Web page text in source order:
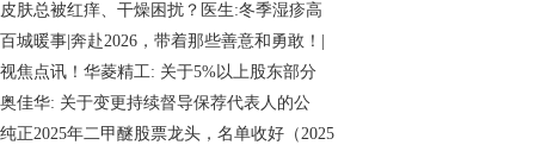
皮肤总被红痒、干燥困扰？医生:冬季湿疹高
百城暖事|奔赴2026，带着那些善意和勇敢！|
视焦点讯！华菱精工: 关于5%以上股东部分
奥佳华: 关于变更持续督导保荐代表人的公
纯正2025年二甲醚股票龙头，名单收好（2025